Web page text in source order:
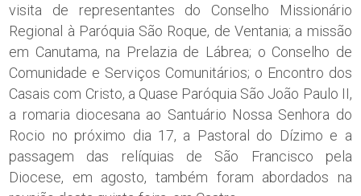
visita de representantes do Conselho Missionário
Regional à Paróquia São Roque, de Ventania; a missão
em Canutama, na Prelazia de Lábrea; o Conselho de
Comunidade e Serviços Comunitários; o Encontro dos
Casais com Cristo, a Quase Paróquia São João Paulo II,
a romaria diocesana ao Santuário Nossa Senhora do
Rocio no próximo dia 17, a Pastoral do Dízimo e a
passagem das relíquias de São Francisco pela
Diocese, em agosto, também foram abordados na